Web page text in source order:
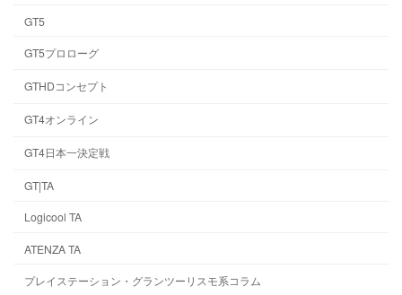
GT5
GT5プロローグ
GTHDコンセプト
GT4オンライン
GT4日本一決定戦
GT|TA
Logicool TA
ATENZA TA
プレイステーション・グランツーリスモ系コラム